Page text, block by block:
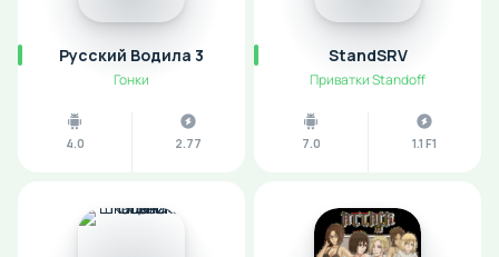
Русский Водила 3
Гонки
4.0 2.77
StandSRV
Приватки Standoff
7.0 1.1 F1